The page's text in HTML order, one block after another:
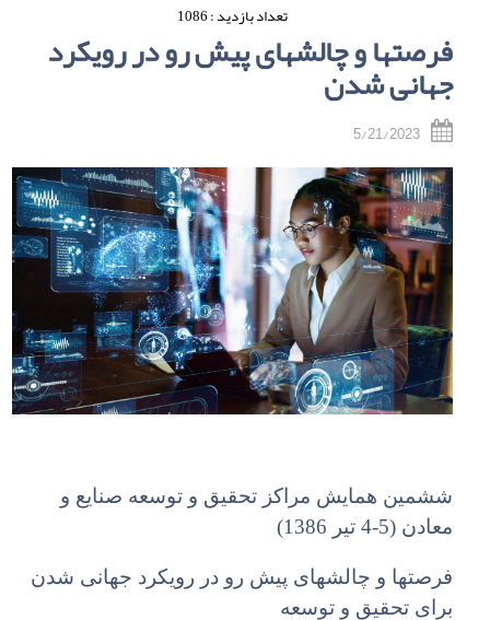
تعداد بازدید : 1086
فرصتها و چالشهای پیش رو در رویکرد
جهانی شدن
5/21/2023
ششمین همایش مراکز تحقیق و توسعه صنایع و
معادن (5-4 تیر 1386)
فرصتها و چالشهای پیش رو در رویکرد جهانی شدن
برای تحقیق و توسعه